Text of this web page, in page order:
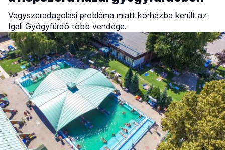
Vegyszeradagolási probléma miatt kórházba került az
Igali Gyógyfürdő több vendége.